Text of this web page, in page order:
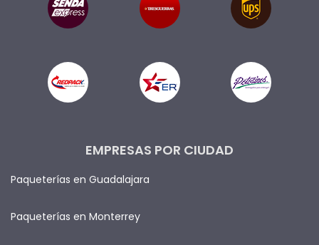
EMPRESAS POR CIUDAD
Paqueterías en Guadalajara
Paqueterías en Monterrey